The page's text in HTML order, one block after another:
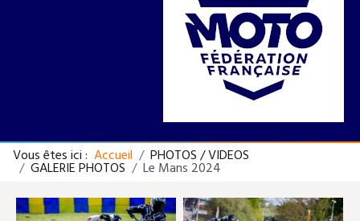
Vous êtes ici : Accueil PHOTOS / VIDEOS
GALERIE PHOTOS Le Mans 2024